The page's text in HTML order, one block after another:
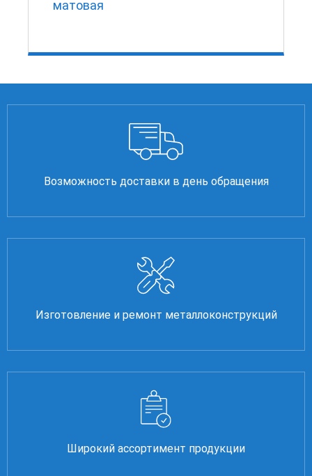
матовая
Возможность доставки в день обращения
Изготовление и ремонт металлоконструкций
Широкий ассортимент продукции